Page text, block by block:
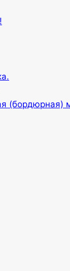
(бордюрная)